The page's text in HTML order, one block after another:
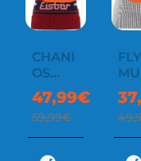
CHANI
OS
POMPON
MU43
47,99€
59,99€